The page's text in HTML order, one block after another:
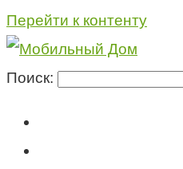
Перейти к контенту
Поиск: